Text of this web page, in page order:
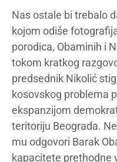
Nas ostale bi trebalo
kojom odiše
porodica, Obaminih i
tokom kratkog
predsednik Nikolić
kosovskog problema
ekspanzijom
teritoriju Beograda.
mu odgovori Barak
kapacitete prethodne